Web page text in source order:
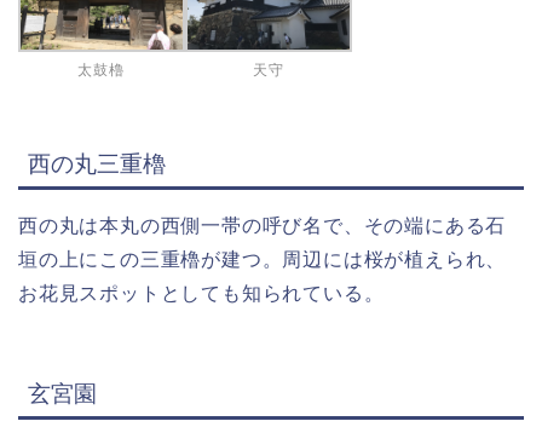
太鼓櫓 天守
西の丸三重櫓
西の丸は本丸の西側一帯の呼び名で、その端にある石
垣の上にこの三重櫓が建つ。周辺には桜が植えられ、
お花見スポットとしても知られている。
玄宮園